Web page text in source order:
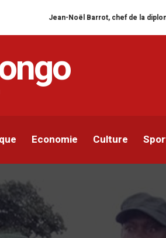
Barrot, chef de la diplomatie française en
Economie Culture
Européenne
du M23,